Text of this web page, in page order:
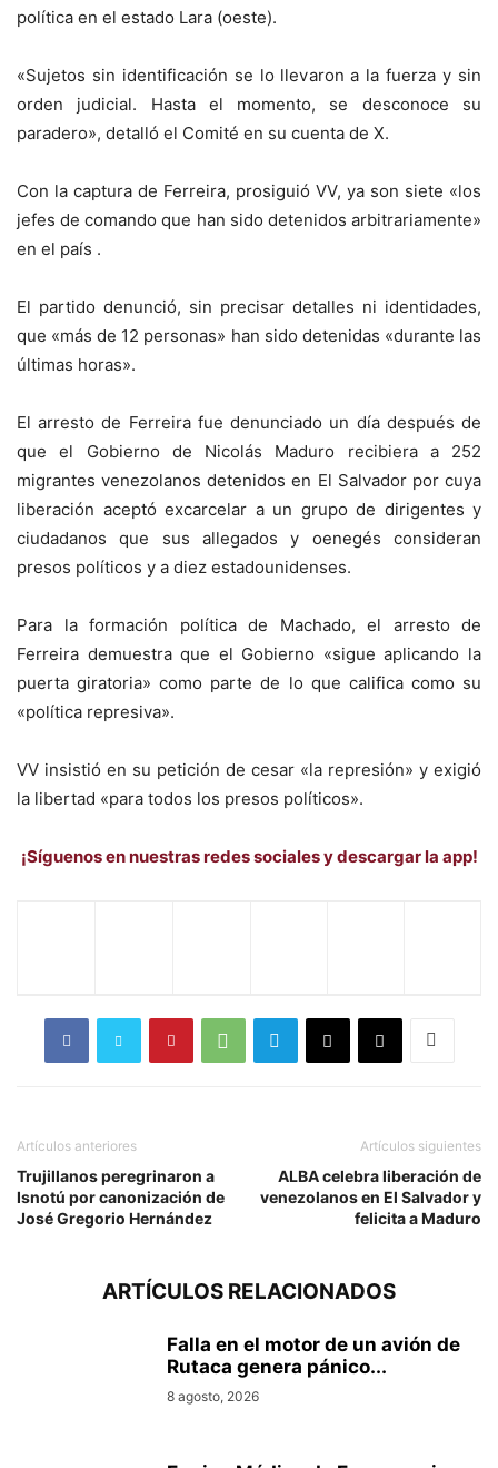
política en el estado Lara (oeste).
«Sujetos sin identificación se lo llevaron a la fuerza y sin
orden judicial. Hasta el momento, se desconoce su
paradero», detalló el Comité en su cuenta de X.
Con la captura de Ferreira, prosiguió VV, ya son siete «los
jefes de comando que han sido detenidos arbitrariamente»
en el país .
El partido denunció, sin precisar detalles ni identidades,
que «más de 12 personas» han sido detenidas «durante las
últimas horas».
El arresto de Ferreira fue denunciado un día después de
que el Gobierno de Nicolás Maduro recibiera a 252
migrantes venezolanos detenidos en El Salvador por cuya
liberación aceptó excarcelar a un grupo de dirigentes y
ciudadanos que sus allegados y oenegés consideran
presos políticos y a diez estadounidenses.
Para la formación política de Machado, el arresto de
Ferreira demuestra que el Gobierno «sigue aplicando la
puerta giratoria» como parte de lo que califica como su
«política represiva».
VV insistió en su petición de cesar «la represión» y exigió
la libertad «para todos los presos políticos».
¡Síguenos en nuestras redes sociales y descargar la app!
Artículos anteriores
Trujillanos peregrinaron a
Isnotú por canonización de
José Gregorio Hernández
Artículos siguientes
ALBA celebra liberación de
venezolanos en El Salvador y
felicita a Maduro
ARTÍCULOS RELACIONADOS
Falla en el motor de un avión de
Rutaca genera pánico...
8 agosto, 2026